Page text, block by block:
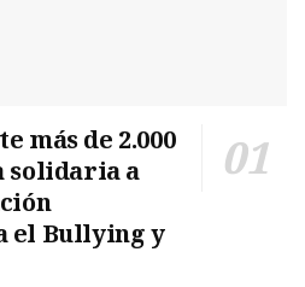
más de 2.000
solidaria a
el Bullying y